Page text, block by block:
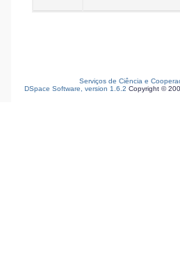
Serviços de Ciência e
DSpace Software, version 1.6.2 Copyright ©